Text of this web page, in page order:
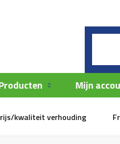
Mijn
kwaliteit verhouding